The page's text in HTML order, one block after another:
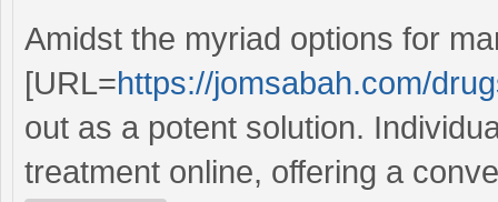
Amidst the myriad options for
[URL=https://jomsabah.com/
out as a potent solution.
treatment online, offering a